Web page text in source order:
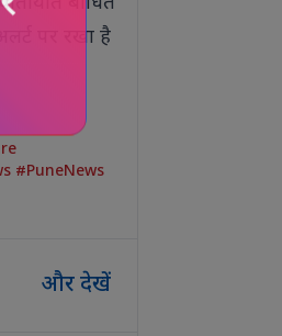
पर रखा है
#PuneNews
और देखें